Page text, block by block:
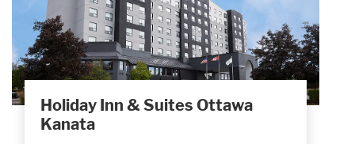
Holiday Inn & Suites Ottawa
Kanata